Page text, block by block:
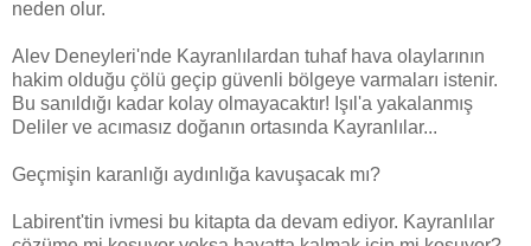
neden olur.
Alev Deneyleri'nde Kayranlılardan tuhaf hava olaylarının
hakim olduğu çölü geçip güvenli bölgeye varmaları istenir.
Bu sanıldığı kadar kolay olmayacaktır! Işıl'a yakalanmış
Deliler ve acımasız doğanın ortasında Kayranlılar...
Geçmişin karanlığı aydınlığa kavuşacak mı?
Labirent'tin ivmesi bu kitapta da devam ediyor. Kayranlılar